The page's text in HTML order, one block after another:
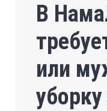
В
или